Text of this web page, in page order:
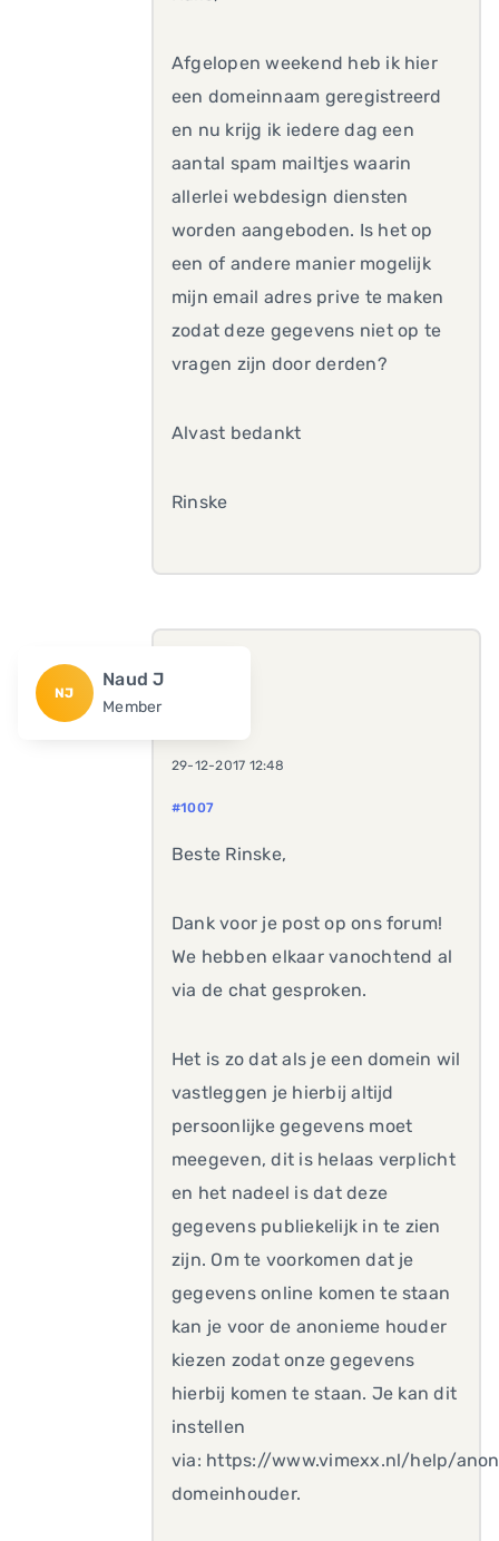
Afgelopen weekend heb ik hier
een domeinnaam geregistreerd
en nu krijg ik iedere dag een
aantal spam mailtjes waarin
allerlei webdesign diensten
worden aangeboden. Is het op
een of andere manier mogelijk
mijn email adres prive te maken
zodat deze gegevens niet op te
vragen zijn door derden?
Alvast bedankt
Rinske
NJ
Naud J
Member
29-12-2017 12:48
#1007
Beste Rinske,
Dank voor je post op ons forum!
We hebben elkaar vanochtend al
via de chat gesproken.
Het is zo dat als je een domein wil
vastleggen je hierbij altijd
persoonlijke gegevens moet
meegeven, dit is helaas verplicht
en het nadeel is dat deze
gegevens publiekelijk in te zien
zijn. Om te voorkomen dat je
gegevens online komen te staan
kan je voor de anonieme houder
kiezen zodat onze gegevens
hierbij komen te staan. Je kan dit
instellen
via: https://www.vimexx.nl/help/
domeinhouder.